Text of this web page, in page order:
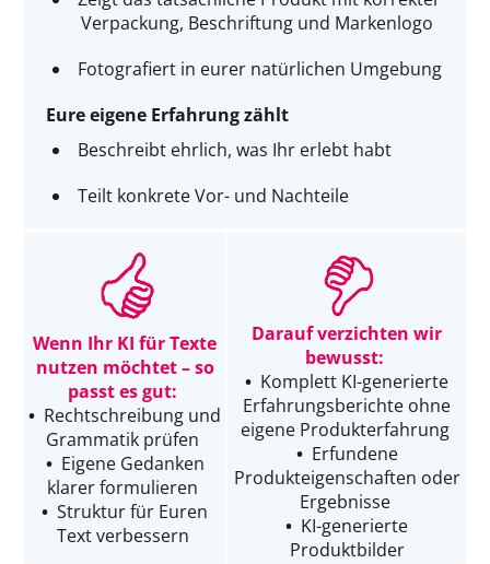
Verpackung, Beschriftung und Markenlogo
Fotografiert in eurer natürlichen Umgebung
Eure eigene Erfahrung zählt
Beschreibt ehrlich, was Ihr erlebt habt
Teilt konkrete Vor- und Nachteile
Wenn Ihr KI für Texte
nutzen möchtet – so
passt es gut:
• Rechtschreibung und
Grammatik prüfen
• Eigene Gedanken
klarer formulieren
• Struktur für Euren
Text verbessern
Darauf verzichten wir
bewusst:
• Komplett KI-generierte
Erfahrungsberichte ohne
eigene Produkterfahrung
• Erfundene
Produkteigenschaften oder
Ergebnisse
• KI-generierte
Produktbilder